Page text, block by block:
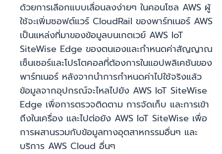
ด้วยการเลือกแบบเลื่อนลงง่ายๆ ในคอนโซล AWS ผู้
ใช้จะเพิ่มซอฟต์แวร์ CloudRail ของพาร์ทเนอร์ AWS
เป็นแหล่งที่มาของข้อมูลบนเกตเวย์ AWS IoT
SiteWise Edge ของตนเองและกำหนดค่าสัญญาณ
เซ็นเซอร์และโปรโตคอลที่ต้องการในแอปพลิเคชันของ
พาร์ทเนอร์ หลังจากนำการกำหนดค่าไปใช้จริงแล้ว
ข้อมูลจากอุปกรณ์จะไหลไปยัง AWS IoT SiteWise
Edge เพื่อการตรวจติดตาม การจัดเก็บ และการเข้า
ถึงในเครื่อง และไปต่อยัง AWS IoT SiteWise เพื่อ
การผสานรวมกับข้อมูลทางอุตสาหกรรมอื่นๆ และ
บริการ AWS Cloud อื่นๆ